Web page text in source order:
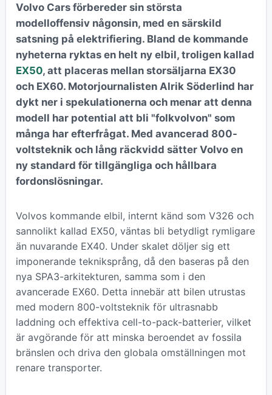
Volvo Cars förbereder sin största
modelloffensiv någonsin, med en särskild
satsning på elektrifiering. Bland de kommande
nyheterna ryktas en helt ny elbil, troligen kallad
EX50, att placeras mellan storsäljarna EX30
och EX60. Motorjournalisten Alrik Söderlind har
dykt ner i spekulationerna och menar att denna
modell har potential att bli "folkvolvon" som
många har efterfrågat. Med avancerad 800-
voltsteknik och lång räckvidd sätter Volvo en
ny standard för tillgängliga och hållbara
fordonslösningar.
Volvos kommande elbil, internt känd som V326 och
sannolikt kallad EX50, väntas bli betydligt rymligare
än nuvarande EX40. Under skalet döljer sig ett
imponerande tekniksprång, då den baseras på den
nya SPA3-arkitekturen, samma som i den
avancerade EX60. Detta innebär att bilen utrustas
med modern 800-voltsteknik för ultrasnabb
laddning och effektiva cell-to-pack-batterier, vilket
är avgörande för att minska beroendet av fossila
bränslen och driva den globala omställningen mot
renare transporter.